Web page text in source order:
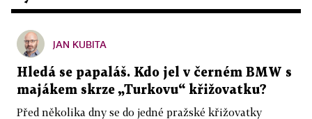
JAN KUBITA
Hledá se papaláš. Kdo jel v černém BMW s
majákem skrze „Turkovu“ křižovatku?
Před několika dny se do jedné pražské křižovatky